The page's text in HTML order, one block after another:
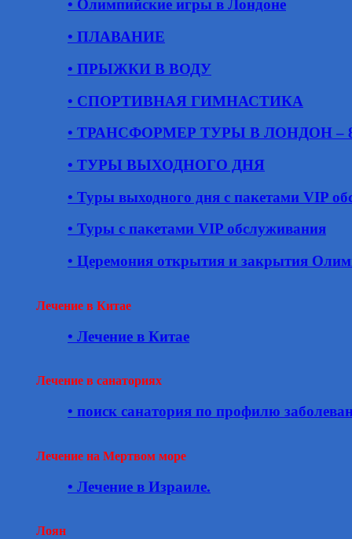
• Олимпийские игры в Лондоне
• ПЛАВАНИЕ
• ПРЫЖКИ В ВОДУ
• СПОРТИВНАЯ ГИМНАСТИКА
• ТРАНСФОРМЕР ТУРЫ В ЛОНДОН – 8
• ТУРЫ ВЫХОДНОГО ДНЯ
• Туры выходного дня с пакетами VIP
• Туры с пакетами VIP обслуживания
• Церемония открытия и закрытия
Лечение в Китае
• Лечение в Китае
Лечение в санаториях
• поиск санатория по профилю
Лечение на Мертвом море
• Лечение в Израиле.
Лоян